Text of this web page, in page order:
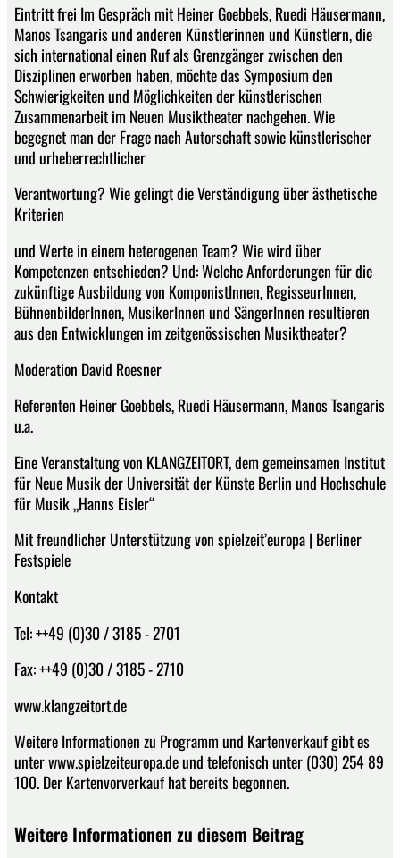
Eintritt frei Im Gespräch mit Heiner Goebbels, Ruedi Häusermann,
Manos Tsangaris und anderen Künstlerinnen und Künstlern, die
sich international einen Ruf als Grenzgänger zwischen den
Disziplinen erworben haben, möchte das Symposium den
Schwierigkeiten und Möglichkeiten der künstlerischen
Zusammenarbeit im Neuen Musiktheater nachgehen. Wie
begegnet man der Frage nach Autorschaft sowie künstlerischer
und urheberrechtlicher
Verantwortung? Wie gelingt die Verständigung über ästhetische
Kriterien
und Werte in einem heterogenen Team? Wie wird über
Kompetenzen entschieden? Und: Welche Anforderungen für die
zukünftige Ausbildung von KomponistInnen, RegisseurInnen,
BühnenbilderInnen, MusikerInnen und SängerInnen resultieren
aus den Entwicklungen im zeitgenössischen Musiktheater?
Moderation David Roesner
Referenten Heiner Goebbels, Ruedi Häusermann, Manos Tsangaris
u.a.
Eine Veranstaltung von KLANGZEITORT, dem gemeinsamen Institut
für Neue Musik der Universität der Künste Berlin und Hochschule
für Musik „Hanns Eisler“
Mit freundlicher Unterstützung von spielzeit’europa | Berliner
Festspiele
Kontakt
Tel: ++49 (0)30 / 3185 - 2701
Fax: ++49 (0)30 / 3185 - 2710
www.klangzeitort.de
Weitere Informationen zu Programm und Kartenverkauf gibt es
unter www.spielzeiteuropa.de und telefonisch unter (030) 254 89
100. Der Kartenvorverkauf hat bereits begonnen.
Weitere Informationen zu diesem Beitrag